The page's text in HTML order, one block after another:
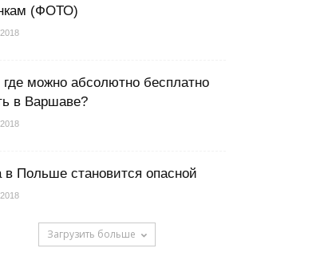
(ФОТО)
где можно абсолютно бесплатно
в Варшаве?
Польше становится опасной
Загрузить больше